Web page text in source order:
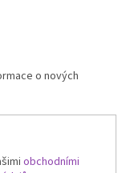
o nových
obchodními